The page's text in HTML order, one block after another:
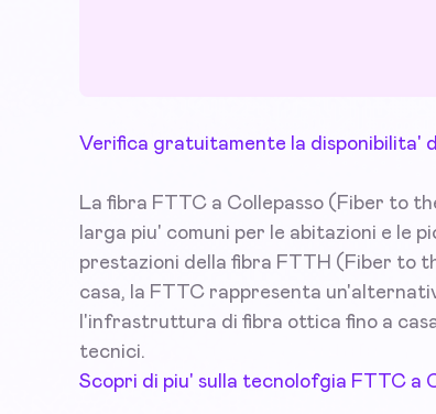
Verifica gratuitamente la disponibilita'
La fibra FTTC a Collepasso (Fiber to
larga piu' comuni per le abitazioni e le
prestazioni della fibra FTTH (Fiber to
casa, la FTTC rappresenta
l'infrastruttura di fibra ottica fino a
tecnici.
Scopri di piu' sulla tecnolofgia FTTC a